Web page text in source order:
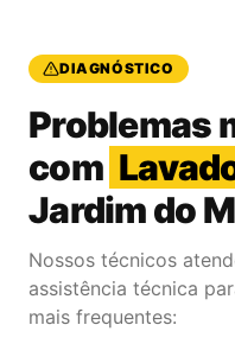
DIAGNÓSTICO
Problemas
com
Jardim do
Nossos técnicos
assistência técnica
mais frequentes: